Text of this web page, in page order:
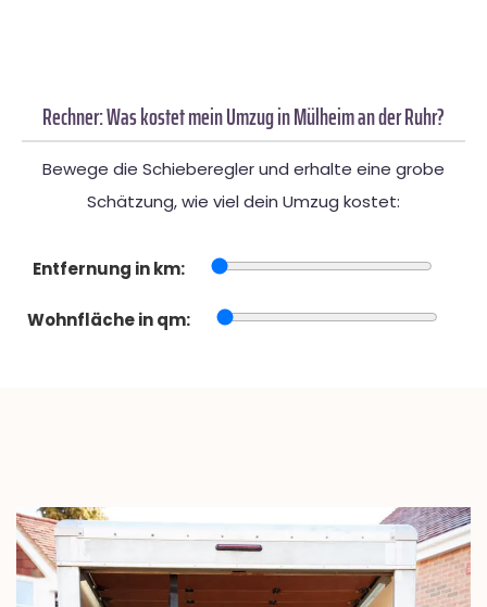
Rechner: Was kostet mein Umzug in Mülheim an der Ruhr?
Bewege die Schieberegler und erhalte eine grobe
Schätzung, wie viel dein Umzug kostet:
Entfernung in km:
Wohnfläche in qm: